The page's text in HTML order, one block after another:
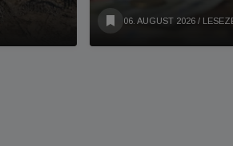
06. AUGUST 2026 /